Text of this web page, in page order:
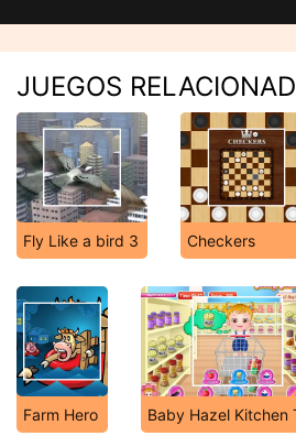
JUEGOS
Fly Like a bird 3 Checkers
Farm Hero Baby Hazel Kitchen